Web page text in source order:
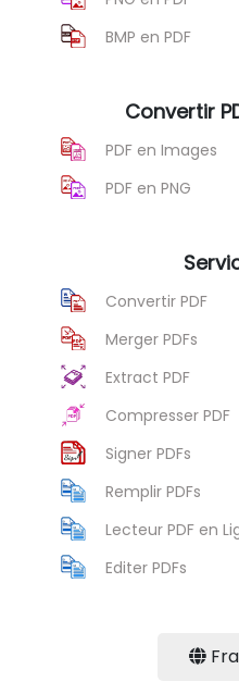
BMP en PDF
Convertir
PDF en Images
PDF en PNG
Convertir PDF
Merger PDFs
Extract PDF
Compresser PDF
Signer PDFs
Remplir PDFs
Lecteur PDF en
Editer PDFs